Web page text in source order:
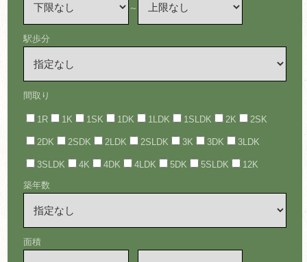
～
駅歩分
間取り
1R 1K 1SK 1DK 1LDK 1SLDK 2K 2SK
2DK 2SDK 2LDK 2SLDK 3K 3DK 3LDK
3SLDK 4K 4DK 4LDK 5DK 5SLDK
12K
築年数
面積